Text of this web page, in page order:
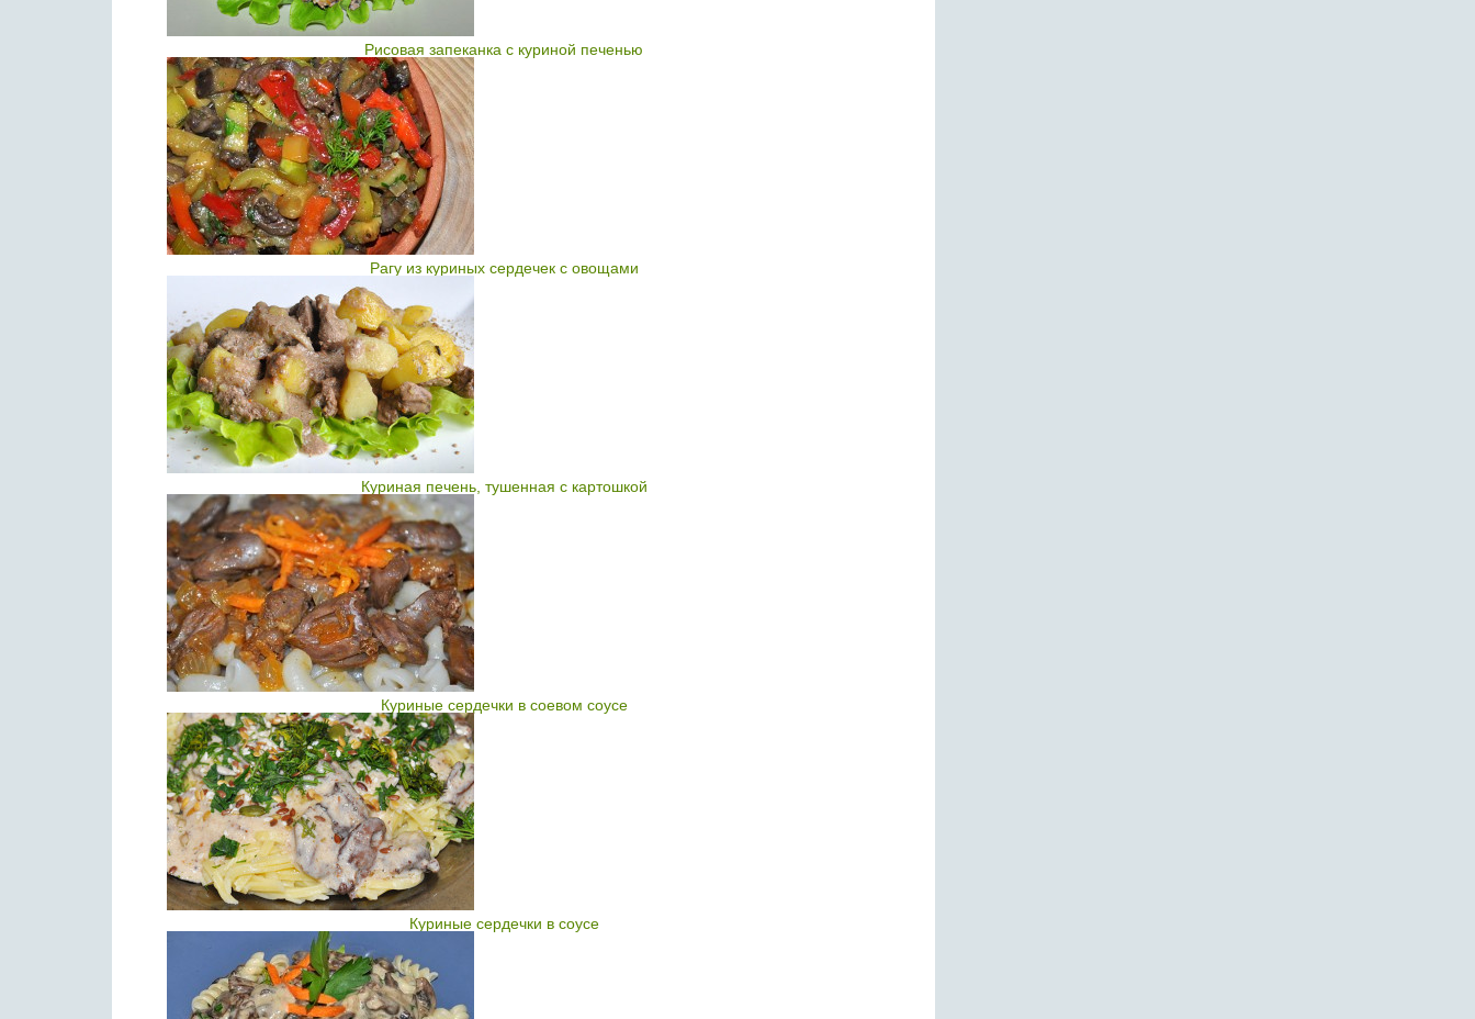
Рисовая запеканка с куриной печенью
Рагу из куриных сердечек с овощами
Куриная печень, тушенная с картошкой
Куриные сердечки в соевом соусе
Куриные сердечки в соусе